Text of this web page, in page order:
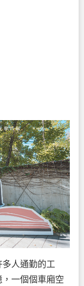
人通勤的工
一個個車廂空